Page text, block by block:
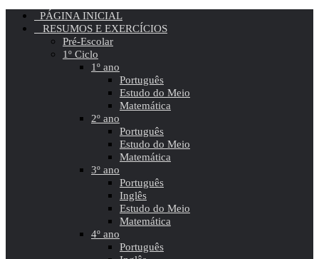
PÁGINA INICIAL
RESUMOS E EXERCÍCIOS
Pré-Escolar
1º Ciclo
1º ano
Português
Estudo do Meio
Matemática
2º ano
Português
Estudo do Meio
Matemática
3º ano
Português
Inglês
Estudo do Meio
Matemática
4º ano
Português